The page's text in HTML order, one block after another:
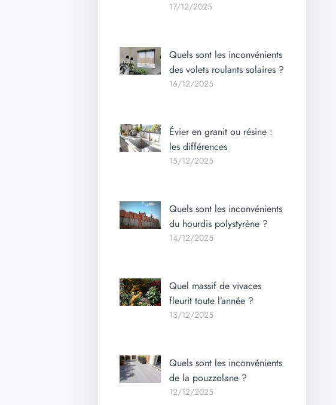
17/12/2025
Quels sont les inconvénients
des volets roulants solaires ?
16/12/2025
Évier en granit ou résine :
les différences
15/12/2025
Quels sont les inconvénients
du hourdis polystyrène ?
14/12/2025
Quel massif de vivaces
fleurit toute l’année ?
13/12/2025
Quels sont les inconvénients
de la pouzzolane ?
12/12/2025